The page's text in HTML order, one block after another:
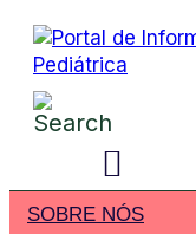
SOBRE NÓS